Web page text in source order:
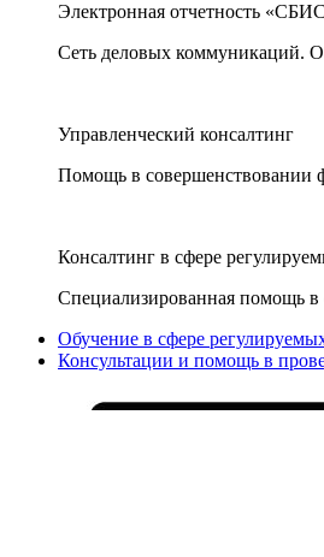
Электронная отчетность
Сеть деловых коммуникаций.
Управленческий консалтинг
Помощь в совершенствовании
Консалтинг в сфере
Специализированная помощь в
Обучение в сфере
Консультации и помощь в